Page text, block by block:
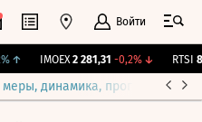
Войти
↑ IMOEX 2 281,31 -0,2%↓ RTSI
динамика, прогнозы